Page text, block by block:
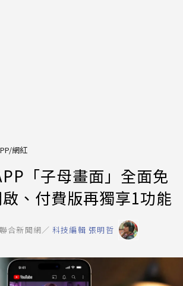
網紅
「子母畫面」全面免
、付費版再獨享1功能
聯合新聞網／ 科技編輯 張明哲